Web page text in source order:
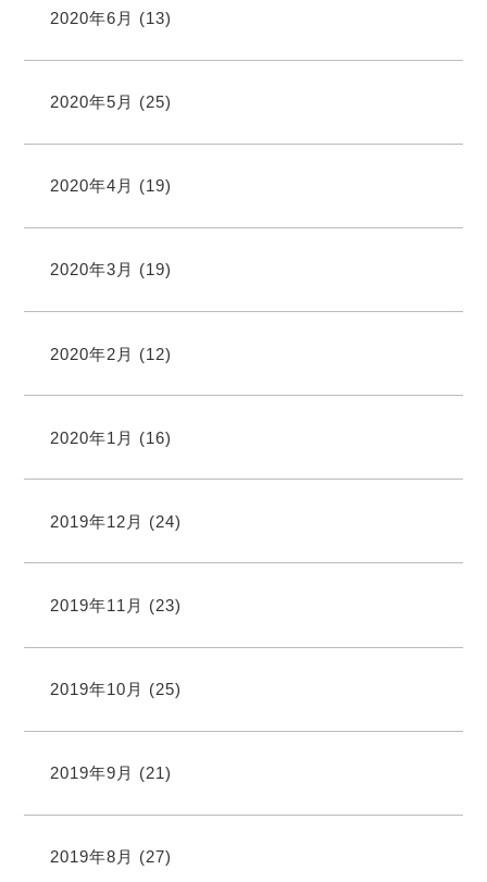
2020年6月 (13)
2020年5月 (25)
2020年4月 (19)
2020年3月 (19)
2020年2月 (12)
2020年1月 (16)
2019年12月 (24)
2019年11月 (23)
2019年10月 (25)
2019年9月 (21)
2019年8月 (27)